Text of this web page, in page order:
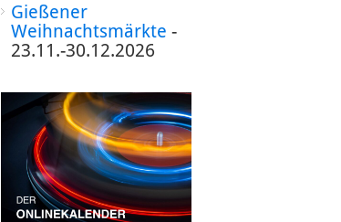
Gießener
Weihnachtsmärkte -
23.11.-30.12.2026